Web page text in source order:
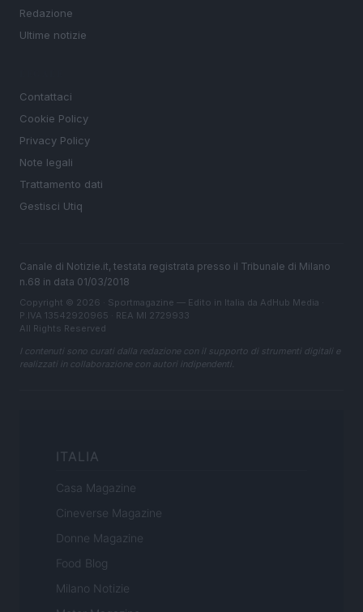
Redazione
Ultime notizie
Contattaci
Cookie Policy
Privacy Policy
Note legali
Trattamento dati
Gestisci Utiq
Canale di Notizie.it, testata registrata presso il Tribunale di Milano
n.68 in data 01/03/2018
Copyright © 2026 · Sportmagazine — Edito in Italia da AdHub Media
P.IVA 13542920965 · REA MI 2729933
All Rights Reserved
I contenuti sono curati dalla redazione con il supporto di strumenti digitali e
realizzati in collaborazione con autori indipendenti.
ITALIA
Casa Magazine
Cineverse Magazine
Donne Magazine
Food Blog
Milano Notizie